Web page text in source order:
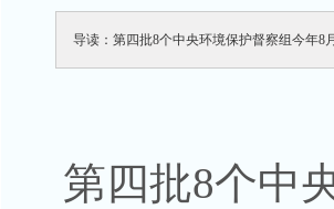
导读：第四批8个中央环境保护督察组今年
第四批8个中